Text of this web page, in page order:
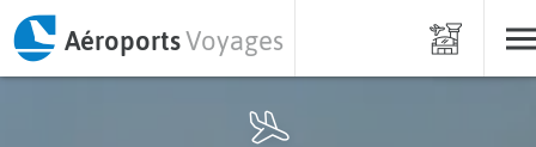
AéroportsVoyages